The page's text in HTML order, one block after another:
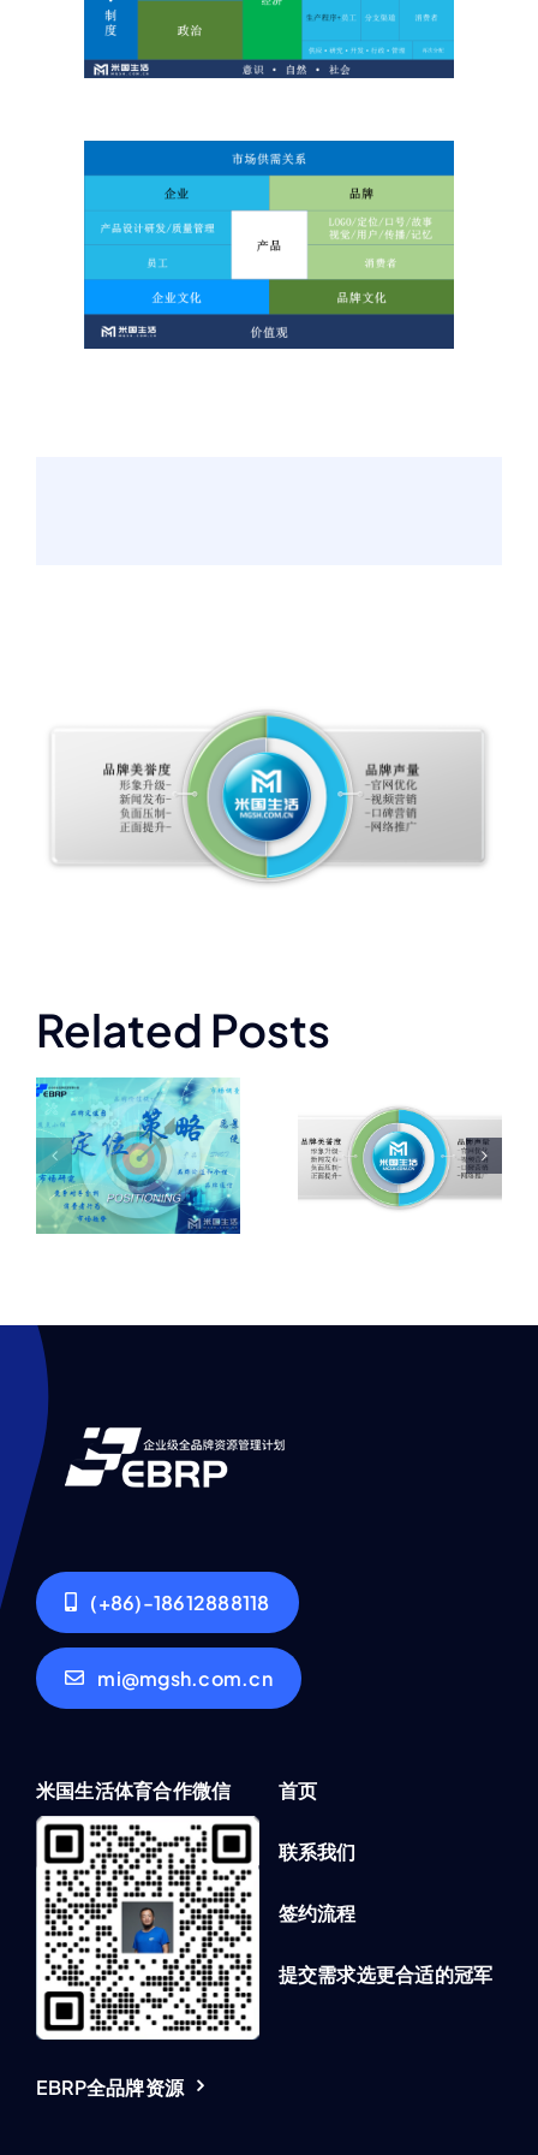
Related Posts
品牌体
验，客户
体验和用
户界面、
体育冠军
代言签约
后的注意
(+86)-18612888118
mi@mgsh.com.cn
米国生活体育合作微信 首页
联系我们
签约流程
提交需求选更合适的冠军
EBRP全品牌资源